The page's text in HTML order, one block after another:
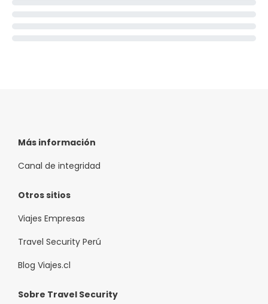
Más información
Canal de integridad
Otros sitios
Viajes Empresas
Travel Security Perú
Blog Viajes.cl
Sobre Travel Security